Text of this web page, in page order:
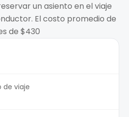
un asiento en el viaje
El costo promedio de
de $430
de viaje